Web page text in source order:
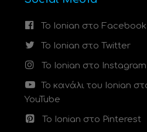
Το Ionian στο Facebook
Το Ionian στο Twitter
Το Ionian στο Instagram
Το κανάλι του Ionian
YouTube
Το Ionian στο Pinterest